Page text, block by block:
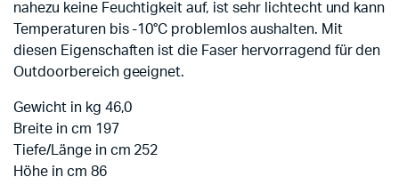
nahezu keine Feuchtigkeit auf, ist sehr lichtecht und kann
Temperaturen bis -10°C problemlos aushalten. Mit
diesen Eigenschaften ist die Faser hervorragend für den
Outdoorbereich geeignet.
Gewicht in kg 46,0
Breite in cm 197
Tiefe/Länge in cm 252
Höhe in cm 86